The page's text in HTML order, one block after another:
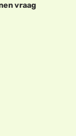
vraag